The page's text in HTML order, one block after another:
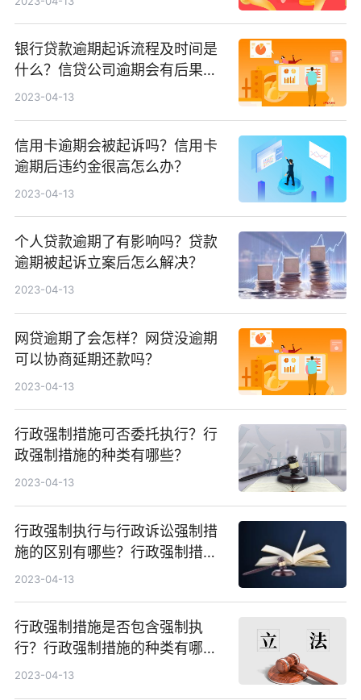
银行贷款逾期起诉流程及时间是
什么？信贷公司逾期会有后果
吗？
2023-04-13
信用卡逾期会被起诉吗？信用卡
逾期后违约金很高怎么办？
2023-04-13
个人贷款逾期了有影响吗？贷款
逾期被起诉立案后怎么解决？
2023-04-13
网贷逾期了会怎样？网贷没逾期
可以协商延期还款吗？
2023-04-13
行政强制措施可否委托执行？行
政强制措施的种类有哪些？
2023-04-13
行政强制执行与行政诉讼强制措
施的区别有哪些？行政强制措施
能否提起行政诉讼？
2023-04-13
行政强制措施是否包含强制执
行？行政强制措施的种类有哪
些？
2023-04-13